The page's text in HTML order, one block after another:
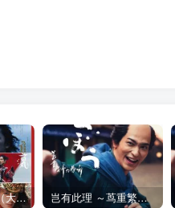
大河剧目录列表（大河剧资源以本目录为准） 岂有此理 ～茑重繁华如梦故事～ べらぼう ～蔦重栄華乃夢噺～ (2025)